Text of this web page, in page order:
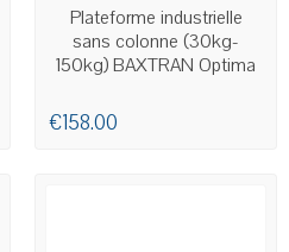
AVAILABLE
Plateforme industrielle
sans colonne (30kg-
150kg) BAXTRAN Optima
€158.00